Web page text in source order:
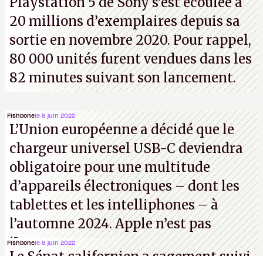
20 millions d’exemplaires depuis sa
sortie en novembre 2020. Pour rappel,
80 000 unités furent vendues dans les
82 minutes suivant son lancement.
Fishbonele 8 juin 2022
L’Union européenne a décidé que le
chargeur universel USB-C deviendra
obligatoire pour une multitude
d’appareils électroniques – dont les
tablettes et les intelliphones – à
l’automne 2024. Apple n’est pas
iJouasse.
Fishbonele 8 juin 2022